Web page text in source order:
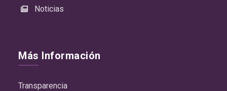
Noticias
Más Información
Transparencia